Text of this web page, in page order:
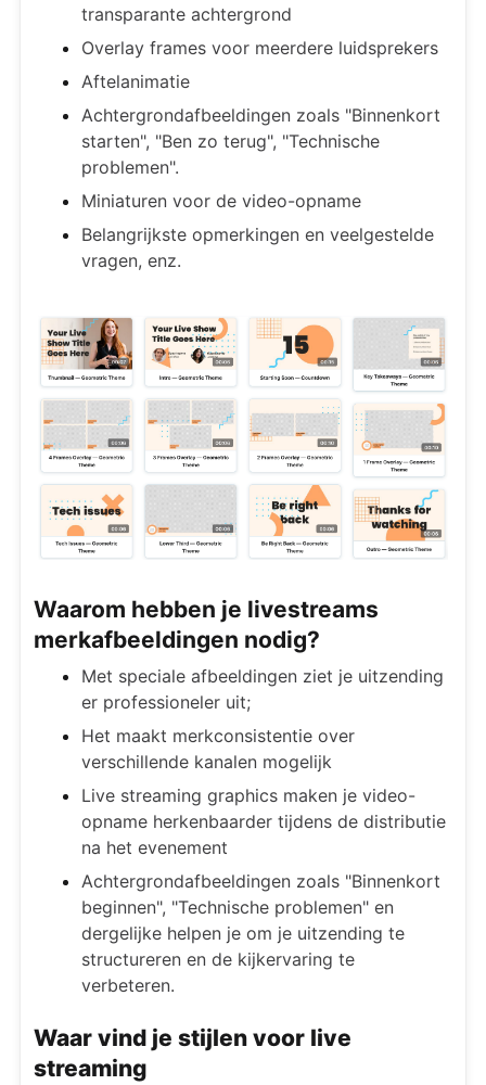
transparante achtergrond
Overlay frames voor meerdere luidsprekers
Aftelanimatie
Achtergrondafbeeldingen zoals "Binnenkort
starten", "Ben zo terug", "Technische
problemen".
Miniaturen voor de video-opname
Belangrijkste opmerkingen en veelgestelde
vragen, enz.
Waarom hebben je livestreams
merkafbeeldingen nodig?
Met speciale afbeeldingen ziet je uitzending
er professioneler uit;
Het maakt merkconsistentie over
verschillende kanalen mogelijk
Live streaming graphics maken je video-
opname herkenbaarder tijdens de distributie
na het evenement
Achtergrondafbeeldingen zoals "Binnenkort
beginnen", "Technische problemen" en
dergelijke helpen je om je uitzending te
structureren en de kijkervaring te
verbeteren.
Waar vind je stijlen voor live
streaming